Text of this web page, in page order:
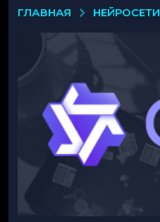
ГЛАВНАЯ НЕЙРОСЕТИ